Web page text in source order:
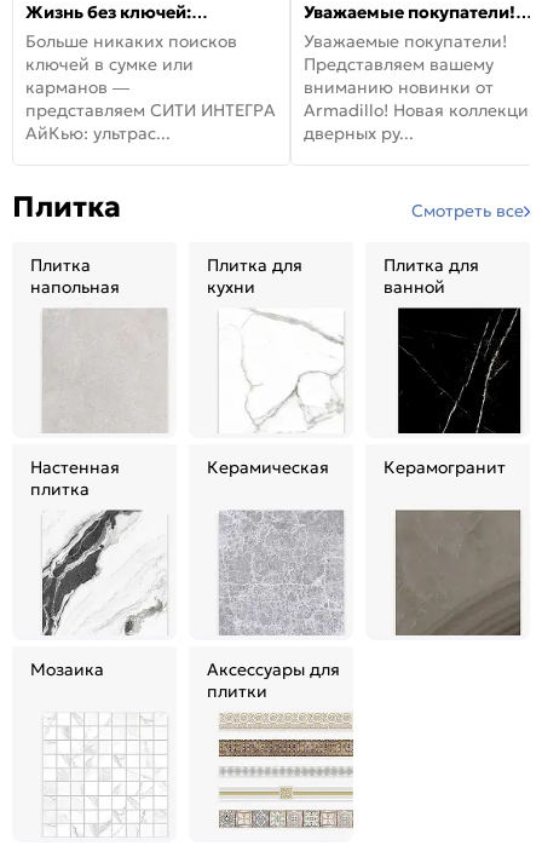
Жизнь без ключей:
встречайте новую дверь
СИТИ ИНТЕГРА АйКью!
Больше никаких поисков
ключей в сумке или
карманов —
представляем СИТИ ИНТЕГРА
АйКью: ультрас...
Уважаемые покупатели!
Представляем вашему
вниманию новинки от
Armadillo!
Уважаемые покупатели!
Представляем вашему
вниманию новинки от
Armadillo! Новая коллекция
дверных ру...
Плитка Смотреть все
Плитка
напольная
Плитка для
кухни
Плитка для
ванной
Настенная
плитка
Керамическая Керамогранит
Мозаика
Аксессуары для
плитки